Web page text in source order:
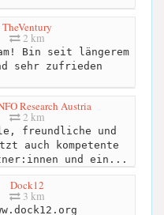
TheVentury
2 km
Bin seit längerem
sehr zufrieden
Research Austria
2 km
freundliche und
auch kompetente
und ein...
Dock12
3 km